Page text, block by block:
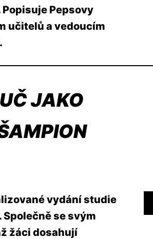
Pepsovy
učitelů a vedoucím
UČ JAKO
vydání studie
Společně se svým
žáci dosahují